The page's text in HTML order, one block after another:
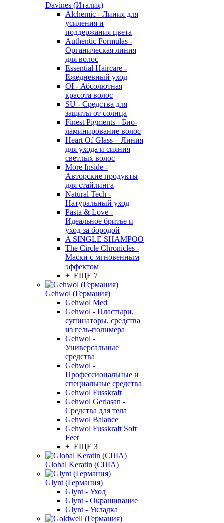
Davines (Италия)
Alchemic - Линия для
усиления и
поддержания цвета
Authentic Formulas -
Органическая линия
для волос
Essential Haircare -
Eжедневный уход
OI - Абсолютная
красота волос
SU - Средства для
защиты от солнца
Finest Pigments - Био-
ламинирование волос
Heart Of Glass – Линия
для ухода и сияния
светлых волос
More Inside -
Авторские продукты
для стайлинга
Natural Tech -
Натуральный уход
Pasta & Love -
Идеальное бритье и
уход за бородой
A SINGLE SHAMPOO
The Circle Chronicles -
Маски с мгновенным
эффектом
+ ЕЩЕ 7
Gehwol (Германия)
Gehwol Med
Gehwol - Пластыри,
супинаторы, средства
из гель-полимера
Gehwol -
Универсальные
средства
Gehwol -
Профессиональные и
специальные средства
Gehwol Fusskraft
Gehwol Gerlasan -
Средства для тела
Gehwol Balance
Gehwol Fusskraft Soft
Feet
+ ЕЩЕ 3
Global Keratin (США)
Glynt (Германия)
Glynt - Уход
Glynt - Окрашивание
Glynt - Укладка